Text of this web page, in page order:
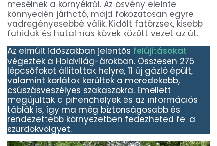
mesélnek a környékről. Az ösvény eleinte
könnyedén járható, majd fokozatosan egyre
vadregényesebbé válik. Kidőlt fatörzsek, kisebb
fahidak és hatalmas kövek között vezet az út.
Az elmúlt időszakban jelentős felújításokat
végeztek a Holdvilág-árokban. Összesen 275
lépcsőfokot állítottak helyre, 11 új gázló épült,
valamint korlátok kerültek a meredekebb,
csúszásveszélyes szakaszokra. Emellett
megújultak a pihenőhelyek és az információs
táblák is, így ma még biztonságosabb és
rendezettebb környezetben fedezheted fel a
szurdokvölgyet.